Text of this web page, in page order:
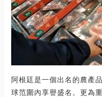
阿根廷是一個出名的農產
球范圍內享譽盛名。更為